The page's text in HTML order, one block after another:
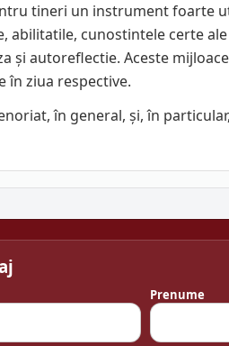
tineri un instrument foarte
cunostintele certe
și autoreflectie. Aceste
în ziua respective.
în general, și, în
Prenume